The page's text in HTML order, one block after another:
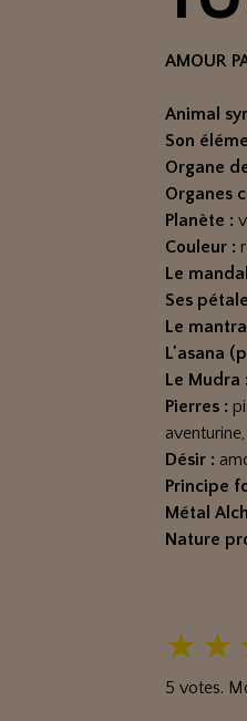
AMOUR
Animal
Son
Organe
Organes
Planète :
Couleur :
Le
Ses
Le
L'asana
Le Mudra :
Pierres :
Désir :
Principe
Métal
Nature
★ ★
5 votes.